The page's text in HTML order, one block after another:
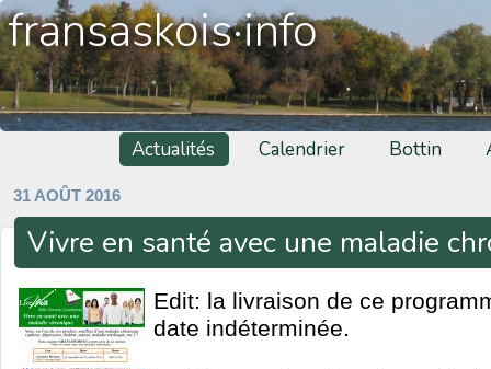
fransaskois·info
Actualités Calendrier Bottin
31 AOÛT 2016
Vivre en santé avec une maladie
Edit: la livraison de ce
date indéterminée.